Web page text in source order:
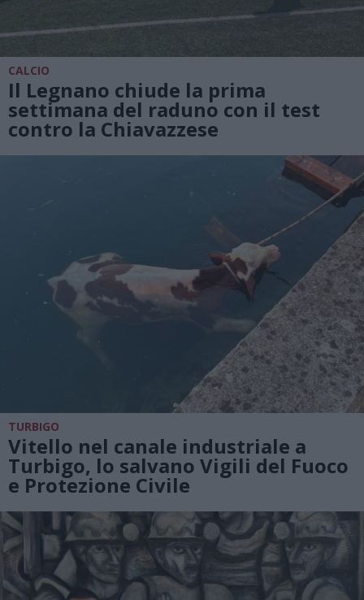
CALCIO
Il Legnano chiude la prima
settimana del raduno con il test
contro la Chiavazzese
TURBIGO
Vitello nel canale industriale a
Turbigo, lo salvano Vigili del Fuoco
e Protezione Civile